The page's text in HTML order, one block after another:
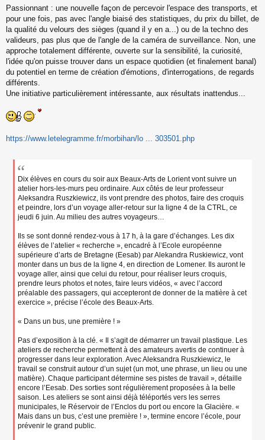
e
s
s
a
g
e
n
o
n
u
Passionnant : une nouvelle façon de percevoir l'espace des transports, et
pour une fois, pas avec l'angle biaisé des statistiques, du prix du billet, de
la qualité du velours des sièges (quand il y en a...) ou de la techno des
valideurs, pas plus que de l'angle de la caméra de surveillance. Non, une
approche totalement différente, ouverte sur la sensibilité, la curiosité,
l'idée qu'on puisse trouver dans un espace quotidien (et finalement banal)
du potentiel en terme de création d'émotions, d'interrogations, de regards
différents.
Une initiative particulièrement intéressante, aux résultats inattendus...
https://www.letelegramme.fr/morbihan/lo ... 303501.php
Dix élèves en cours du soir aux Beaux-Arts de Lorient vont suivre un
atelier hors-les-murs peu ordinaire. Aux côtés de leur professeur
Aleksandra Ruszkiewicz, ils vont prendre des photos, faire des croquis
et peindre, lors d’un voyage aller-retour sur la ligne 4 de la CTRL, ce
jeudi 6 juin. Au milieu des autres voyageurs…
Ils se sont donné rendez-vous à 17 h, à la gare d’échanges. Les dix
élèves de l’atelier « recherche », encadré à l’Ecole européenne
supérieure d’arts de Bretagne (Eesab) par Alekandra Ruskiewicz, vont
monter dans un bus de la ligne 4, en direction de Lomener. Ils auront le
voyage aller, ainsi que celui du retour, pour réaliser leurs croquis,
prendre leurs photos et notes, faire leurs vidéos, « avec l’accord
préalable des passagers, qui accepteront de donner de la matière à cet
exercice », précise l’école des Beaux-Arts.
« Dans un bus, une première ! »
Pas d’exposition à la clé. « Il s’agit de démarrer un travail plastique. Les
ateliers de recherche permettent à des amateurs avertis de continuer à
progresser dans leur exploration. Avec Aleksandra Ruszkiewicz, le
travail se construit autour d’un sujet (un mot, une phrase, un lieu ou une
matière). Chaque participant détermine ses pistes de travail », détaille
encore l’Eesab. Des sorties sont régulièrement proposées à la belle
saison. Les ateliers se sont ainsi déjà téléportés vers les serres
municipales, le Réservoir de l’Enclos du port ou encore la Glacière. «
Mais dans un bus, c’est une première ! », termine encore l’école, pour
prévenir le grand public.